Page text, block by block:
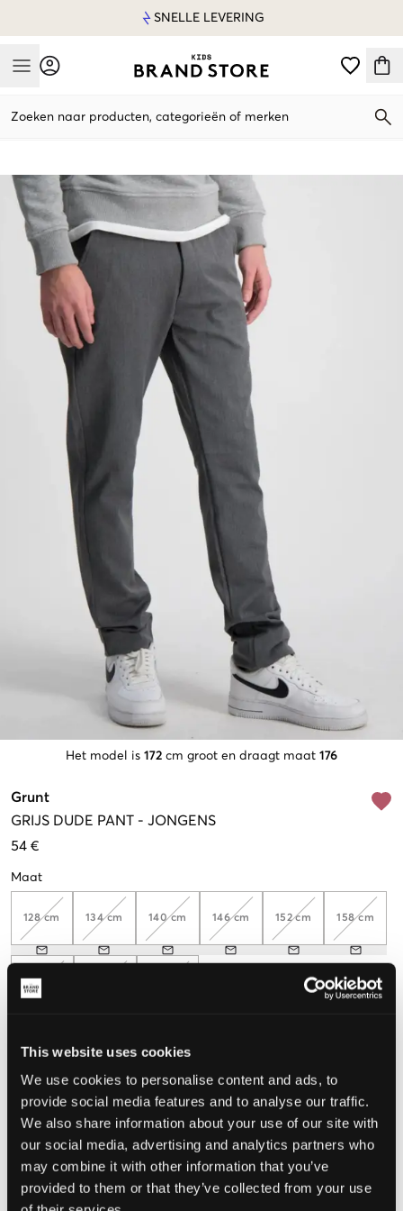
This website uses cookies
We use cookies to personalise content and ads, to
provide social media features and to analyse our traffic.
We also share information about your use of our site with
our social media, advertising and analytics partners who
may combine it with other information that you’ve
provided to them or that they’ve collected from your use
SNELLE LEVERING
Mobile Menu
Zoeken naar producten, categorieën of merken
Het model is 172 cm groot en draagt maat 176
Grunt
GRIJS DUDE PANT - JONGENS
54 €
Maat
128 cm 134 cm 140 cm 146 cm 152 cm 158 cm
164 cm
De maat lijkt
Te klein Perfect Te groot
MAATTABEL
KIES EEN MAAT